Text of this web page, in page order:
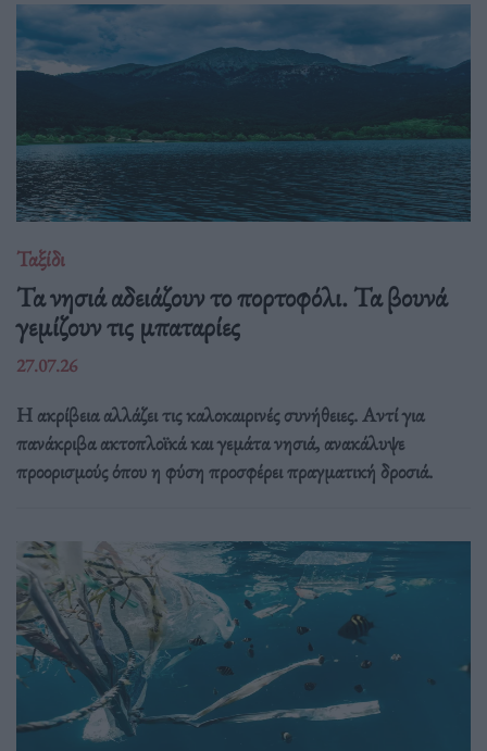
Ταξίδι
Τα νησιά αδειάζουν το πορτοφόλι. Τα βουνά
γεμίζουν τις μπαταρίες
27.07.26
Η ακρίβεια αλλάζει τις καλοκαιρινές συνήθειες. Αντί για
πανάκριβα ακτοπλοϊκά και γεμάτα νησιά, ανακάλυψε
προορισμούς όπου η φύση προσφέρει πραγματική δροσιά.